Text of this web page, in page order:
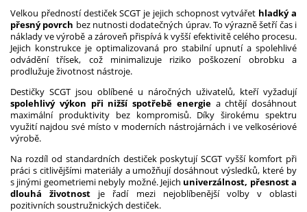
Velkou předností destiček SCGT je jejich schopnost vytvářet hladký a
přesný povrch bez nutnosti dodatečných úprav. To výrazně šetří čas i
náklady ve výrobě a zároveň přispívá k vyšší efektivitě celého procesu.
Jejich konstrukce je optimalizovaná pro stabilní upnutí a spolehlivé
odvádění třísek, což minimalizuje riziko poškození obrobku a
prodlužuje životnost nástroje.
Destičky SCGT jsou oblíbené u náročných uživatelů, kteří vyžadují
spolehlivý výkon při nižší spotřebě energiea chtějí dosáhnout
maximální produktivity bez kompromisů. Díky širokému spektru
využití najdou své místo v moderních nástrojárnách i ve velkosériové
výrobě.
Na rozdíl od standardních destiček poskytují SCGT vyšší komfort při
práci s citlivějšími materiály a umožňují dosáhnout výsledků, které by
s jinými geometriemi nebyly možné. Jejich univerzálnost, přesnost a
dlouhá životnost je řadí mezi nejoblíbenější volby v oblasti
pozitivních soustružnických destiček.